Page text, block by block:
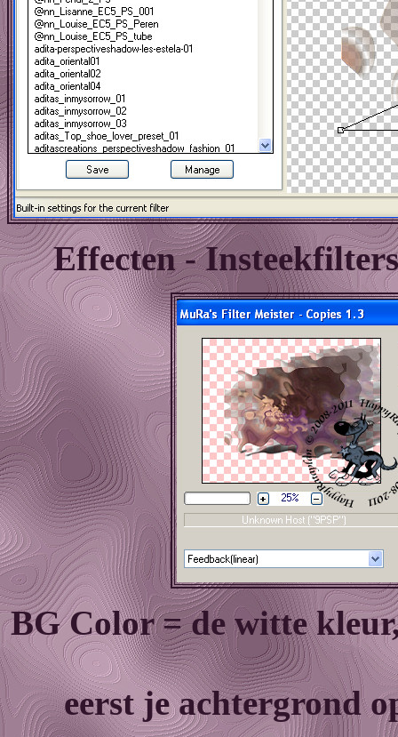
Effecten -
BG Color = de witte
eerst je achtergrond